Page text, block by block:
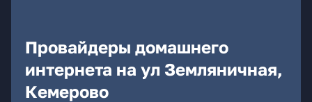
Провайдеры домашнего
интернета на ул Земляничная,
Кемерово